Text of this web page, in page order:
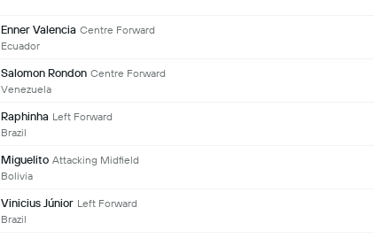
Enner Valencia Centre Forward
Ecuador
Salomon Rondon Centre Forward
Venezuela
Raphinha Left Forward
Brazil
Miguelito Attacking Midfield
Bolivia
Vinicius Júnior Left Forward
Brazil